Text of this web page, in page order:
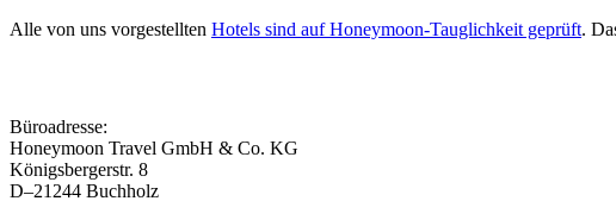
Alle von uns vorgestellten Hotels sind auf Honeymoon-Tauglichkeit geprüft.
Büroadresse:
Honeymoon Travel GmbH & Co. KG
Königsbergerstr. 8
D–21244 Buchholz